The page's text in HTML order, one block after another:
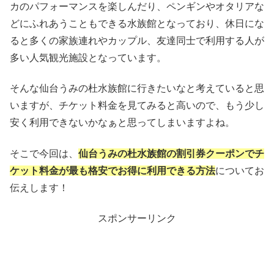
カのパフォーマンスを楽しんだり、ペンギンやオタリアな
どにふれあうこともできる水族館となっており、休日にな
ると多くの家族連れやカップル、友達同士で利用する人が
多い人気観光施設となっています。
そんな仙台うみの杜水族館に行きたいなと考えていると思
いますが、チケット料金を見てみると高いので、もう少し
安く利用できないかなぁと思ってしまいますよね。
そこで今回は、 仙台うみの杜水族館の割引券クーポンでチ
ケット料金が最も格安でお得に利用できる方法についてお
伝えします！
スポンサーリンク